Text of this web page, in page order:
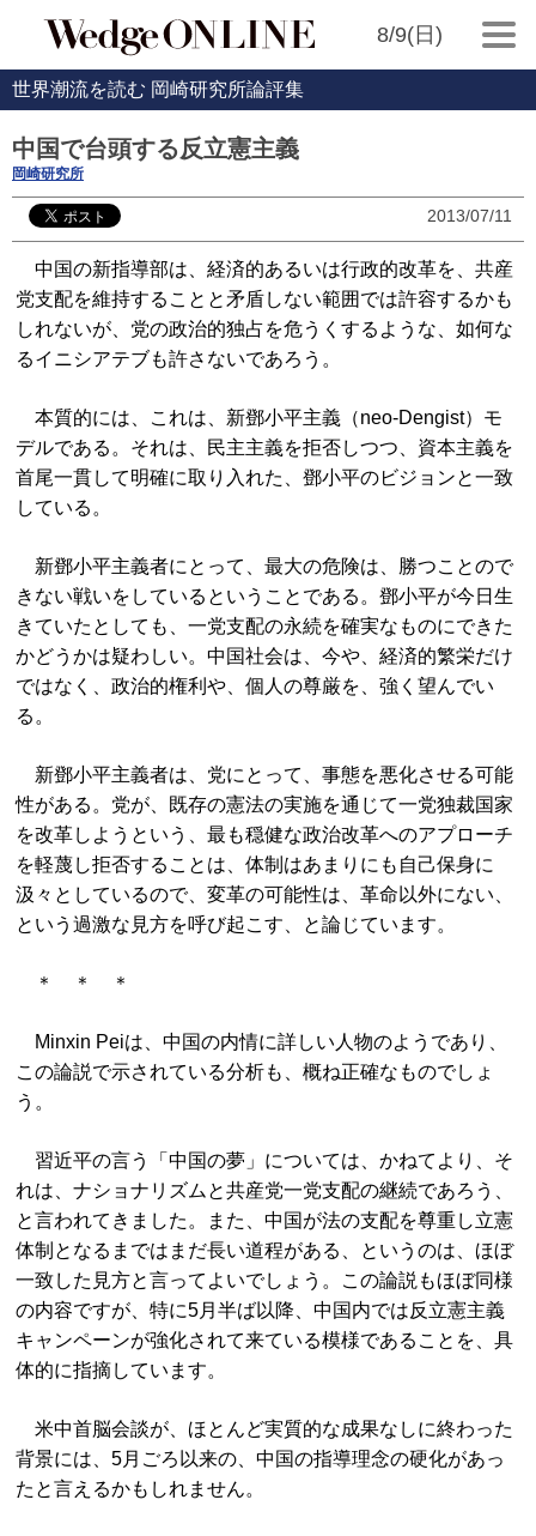
8/9(日)
世界潮流を読む 岡崎研究所論評集
中国で台頭する反立憲主義
岡崎研究所
2013/07/11
中国の新指導部は、経済的あるいは行政的改革を、共産
党支配を維持することと矛盾しない範囲では許容するかも
しれないが、党の政治的独占を危うくするような、如何な
るイニシアテブも許さないであろう。
本質的には、これは、新鄧小平主義（neo-Dengist）モ
デルである。それは、民主主義を拒否しつつ、資本主義を
首尾一貫して明確に取り入れた、鄧小平のビジョンと一致
している。
新鄧小平主義者にとって、最大の危険は、勝つことので
きない戦いをしているということである。鄧小平が今日生
きていたとしても、一党支配の永続を確実なものにできた
かどうかは疑わしい。中国社会は、今や、経済的繁栄だけ
ではなく、政治的権利や、個人の尊厳を、強く望んでい
る。
新鄧小平主義者は、党にとって、事態を悪化させる可能
性がある。党が、既存の憲法の実施を通じて一党独裁国家
を改革しようという、最も穏健な政治改革へのアプローチ
を軽蔑し拒否することは、体制はあまりにも自己保身に
汲々としているので、変革の可能性は、革命以外にない、
という過激な見方を呼び起こす、と論じています。
＊ ＊ ＊
Minxin Peiは、中国の内情に詳しい人物のようであり、
この論説で示されている分析も、概ね正確なものでしょ
う。
習近平の言う「中国の夢」については、かねてより、そ
れは、ナショナリズムと共産党一党支配の継続であろう、
と言われてきました。また、中国が法の支配を尊重し立憲
体制となるまではまだ長い道程がある、というのは、ほぼ
一致した見方と言ってよいでしょう。この論説もほぼ同様
の内容ですが、特に5月半ば以降、中国内では反立憲主義
キャンペーンが強化されて来ている模様であることを、具
体的に指摘しています。
米中首脳会談が、ほとんど実質的な成果なしに終わった
背景には、5月ごろ以来の、中国の指導理念の硬化があっ
たと言えるかもしれません。